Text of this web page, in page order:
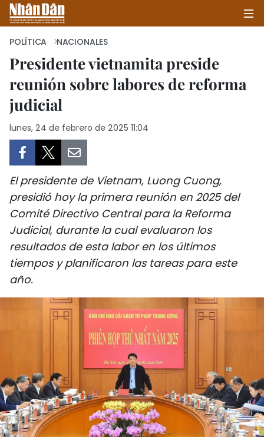
INICIO
SALUD - MEDIO AMBIENTE
CULTURA - ENTRETENIMIENTO
INTERNACIONAL
VIAJES
PUENTE DE AMISTAD
HISTORIAS MULTIMEDIA
FOTOGRAFÍA
¿QUIÉNES SOMOS?
POLÍTICA NACIONALES
Presidente vietnamita preside
reunión sobre labores de reforma
judicial
lunes, 24 de febrero de 2025 11:04
El presidente de Vietnam, Luong Cuong,
presidió hoy la primera reunión en 2025 del
Comité Directivo Central para la Reforma
Judicial, durante la cual evaluaron los
resultados de esta labor en los últimos
tiempos y planificaron las tareas para este
año.